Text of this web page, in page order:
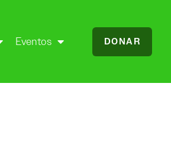
Eventos DONAR